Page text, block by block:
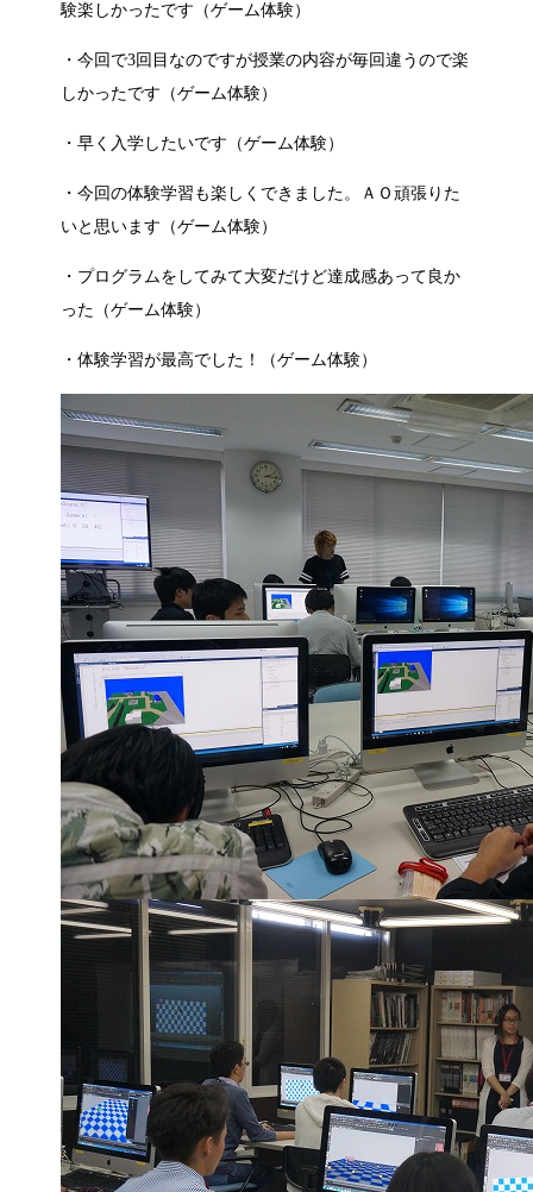
験楽しかったです（ゲーム体験）
・今回で3回目なのですが授業の内容が毎回違うので楽
しかったです（ゲーム体験）
・早く入学したいです（ゲーム体験）
・今回の体験学習も楽しくできました。ＡＯ頑張りた
いと思います（ゲーム体験）
・プログラムをしてみて大変だけど達成感あって良か
った（ゲーム体験）
・体験学習が最高でした！（ゲーム体験）